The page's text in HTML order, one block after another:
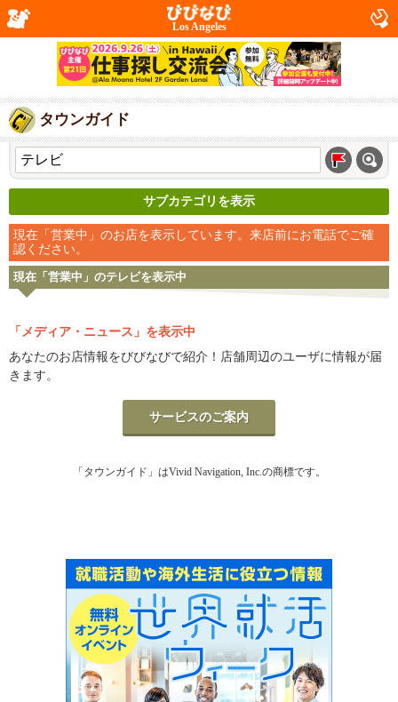
Los Angeles
タウンガイド
サブカテゴリを表示
現在「営業中」のお店を表示しています。来店前にお電話でご確
認ください。
現在「営業中」のテレビを表示中
「メディア・ニュース」を表示中
あなたのお店情報をびびなびで紹介！店舗周辺のユーザに情報が届
きます。
サービスのご案内
「タウンガイド」はVivid Navigation, Inc.の商標です。